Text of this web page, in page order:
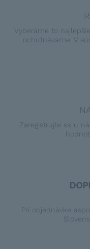
Vyberáme to
ochutnávame. V
Zaregistrujte sa u
Pri objednávke